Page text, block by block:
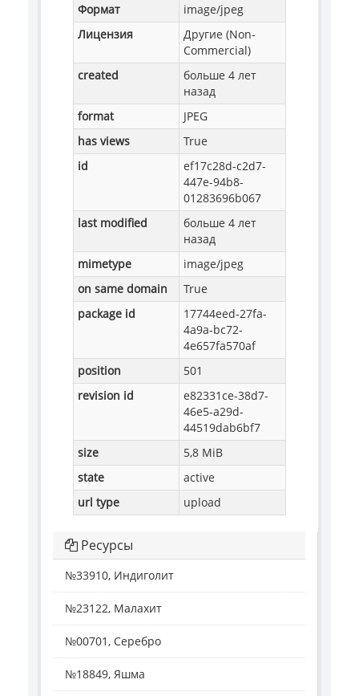
Формат
image/jpeg
Лицензия
Другие (Non-
Commercial)
created
больше 4 лет
назад
format
JPEG
has views
True
id
ef17c28d-c2d7-
447e-94b8-
01283696b067
last modified
больше 4 лет
назад
mimetype
image/jpeg
on same domain
True
package id
17744eed-27fa-
4a9a-bc72-
4e657fa570af
position
501
revision id
e82331ce-38d7-
46e5-a29d-
44519dab6bf7
size
5,8 MiB
state
active
url type
upload
Ресурсы
№33910, Индиголит
№23122, Малахит
№00701, Серебро
№18849, Яшма